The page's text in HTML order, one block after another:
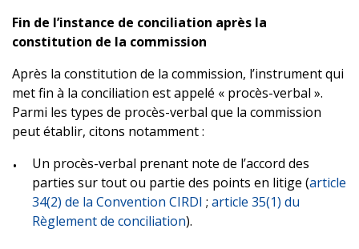
Fin de l’instance de conciliation après la
constitution de la commission
Après la constitution de la commission, l’instrument qui
met fin à la conciliation est appelé « procès-verbal ».
Parmi les types de procès-verbal que la commission
peut établir, citons notamment :
Un procès-verbal prenant note de l’accord des
parties sur tout ou partie des points en litige (article
34(2) de la Convention CIRDI ; article 35(1) du
Règlement de conciliation).